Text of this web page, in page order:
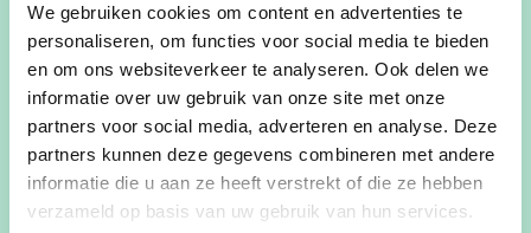
We gebruiken cookies om content en advertenties te
personaliseren, om functies voor social media te bieden
en om ons websiteverkeer te analyseren. Ook delen we
informatie over uw gebruik van onze site met onze
partners voor social media, adverteren en analyse. Deze
partners kunnen deze gegevens combineren met andere
informatie die u aan ze heeft verstrekt of die ze hebben
verzameld op basis van uw gebruik van hun services.
gesprek te gaan. Net zoals in de andere
gehuchten de voorbije maanden, houden onze
burgemeester, schepenen en raadsleden ook halt
in Mol-Ezaart om te horen waar jij mee bezig bent
of waar jij misschien van wakker ligt. Maar ook om
te horen welke kansen jij nog ziet liggen om extra
impulsen te geven aan jouw buurt, je wijk of